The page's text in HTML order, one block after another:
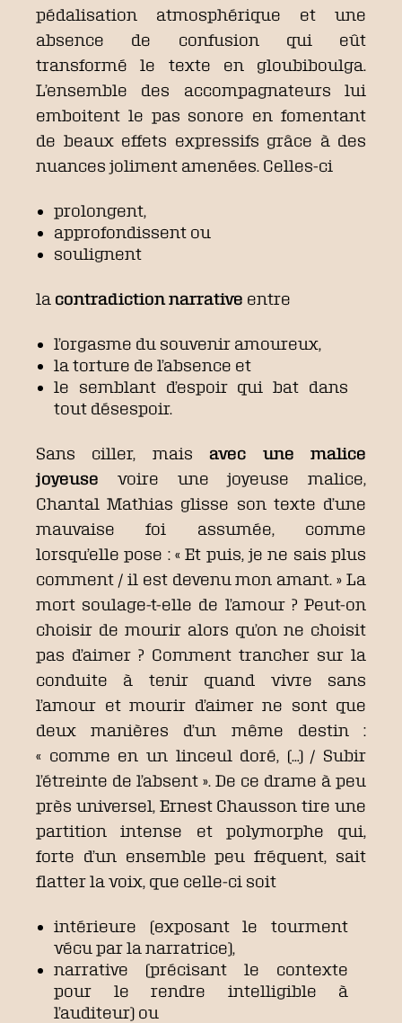
pédalisation atmosphérique et une
absence de confusion qui eût
transformé le texte en gloubiboulga.
L’ensemble des accompagnateurs lui
emboitent le pas sonore en fomentant
de beaux effets expressifs grâce à des
nuances joliment amenées. Celles-ci
prolongent,
approfondissent ou
soulignent
la contradiction narrative entre
l’orgasme du souvenir amoureux,
la torture de l’absence et
le semblant d’espoir qui bat dans
tout désespoir.
Sans ciller, maisavec une malice
joyeuse voire une joyeuse malice,
Chantal Mathias glisse son texte d’une
mauvaise foi assumée, comme
lorsqu’elle pose : « Et puis, je ne sais plus
comment / il est devenu mon amant. » La
mort soulage-t-elle de l’amour ? Peut-on
choisir de mourir alors qu’on ne choisit
pas d’aimer ? Comment trancher sur la
conduite à tenir quand vivre sans
l’amour et mourir d’aimer ne sont que
deux manières d’un même destin :
« comme en un linceul doré, (…) / Subir
l’étreinte de l’absent ». De ce drame à peu
près universel, Ernest Chausson tire une
partition intense et polymorphe qui,
forte d’un ensemble peu fréquent, sait
flatter la voix, que celle-ci soit
intérieure (exposant le tourment
vécu par la narratrice),
narrative (précisant le contexte
pour le rendre intelligible à
l’auditeur) ou